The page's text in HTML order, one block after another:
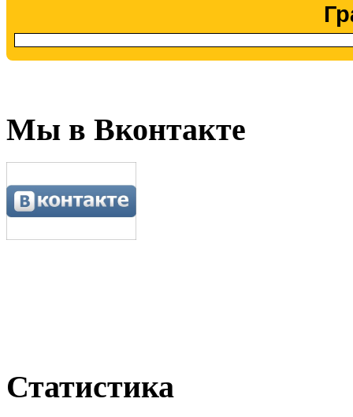
Мы в Вконтакте
Статистика